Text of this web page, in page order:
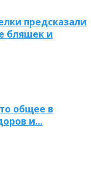
предсказали
бляшек и
общее в
и…